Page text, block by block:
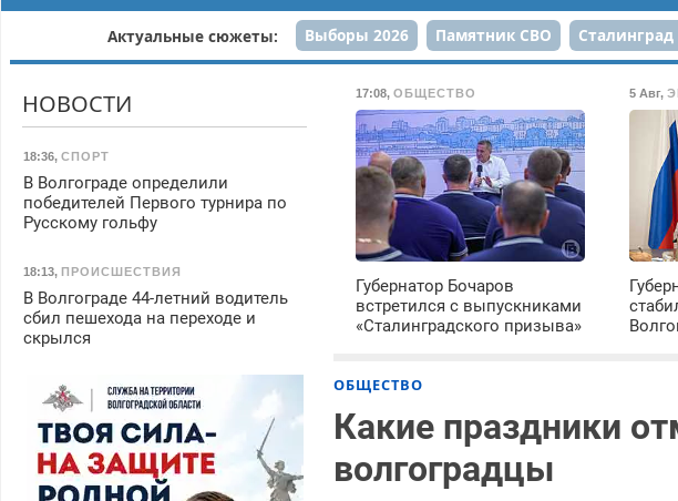
Актуальные сюжеты: Выборы 2026 Памятник СВО Сталинград
17:08,ОБЩЕСТВО
Губернатор Бочаров
встретился с выпускниками
«Сталинградского призыва»
5 Авг,
ОБЩЕСТВО
Какие праздники
волгоградцы
НОВОСТИ
18:36, СПОРТ
В Волгограде определили
победителей Первого турнира по
Русскому гольфу
18:13, ПРОИСШЕСТВИЯ
В Волгограде 44-летний водитель
сбил пешехода на переходе и
скрылся